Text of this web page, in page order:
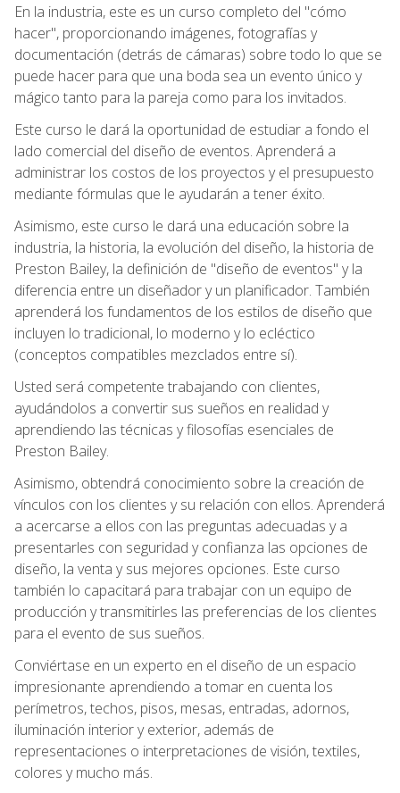
En la industria, este es un curso completo del "cómo
hacer", proporcionando imágenes, fotografías y
documentación (detrás de cámaras) sobre todo lo que se
puede hacer para que una boda sea un evento único y
mágico tanto para la pareja como para los invitados.
Este curso le dará la oportunidad de estudiar a fondo el
lado comercial del diseño de eventos. Aprenderá a
administrar los costos de los proyectos y el presupuesto
mediante fórmulas que le ayudarán a tener éxito.
Asimismo, este curso le dará una educación sobre la
industria, la historia, la evolución del diseño, la historia de
Preston Bailey, la definición de "diseño de eventos" y la
diferencia entre un diseñador y un planificador. También
aprenderá los fundamentos de los estilos de diseño que
incluyen lo tradicional, lo moderno y lo ecléctico
(conceptos compatibles mezclados entre sí).
Usted será competente trabajando con clientes,
ayudándolos a convertir sus sueños en realidad y
aprendiendo las técnicas y filosofías esenciales de
Preston Bailey.
Asimismo, obtendrá conocimiento sobre la creación de
vínculos con los clientes y su relación con ellos. Aprenderá
a acercarse a ellos con las preguntas adecuadas y a
presentarles con seguridad y confianza las opciones de
diseño, la venta y sus mejores opciones. Este curso
también lo capacitará para trabajar con un equipo de
producción y transmitirles las preferencias de los clientes
para el evento de sus sueños.
Conviértase en un experto en el diseño de un espacio
impresionante aprendiendo a tomar en cuenta los
perímetros, techos, pisos, mesas, entradas, adornos,
iluminación interior y exterior, además de
representaciones o interpretaciones de visión, textiles,
colores y mucho más.